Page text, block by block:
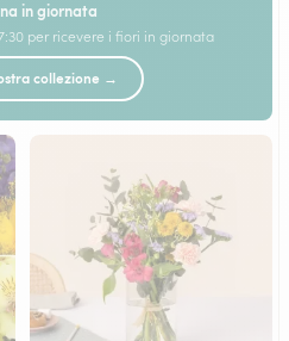
in giornata
per ricevere i fiori in giornata
collezione →